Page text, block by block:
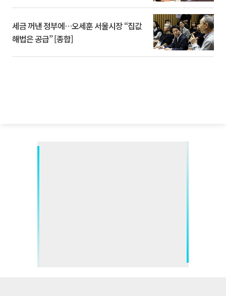
세금 꺼낸 정부에…오세훈 서울시장 “집값
해법은 공급” [종합]